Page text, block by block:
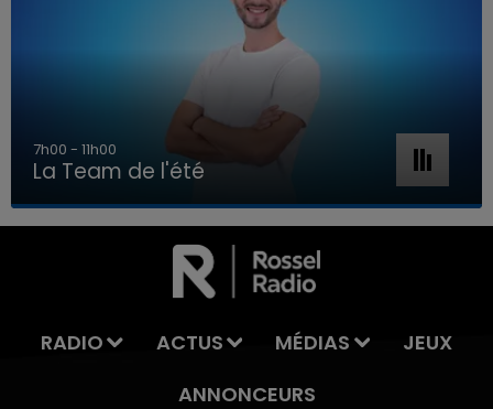
LA TEAM DE L'ÉTÉ
7h00 - 11h00
La Team de l'été
RADIO ACTUS MÉDIAS
JEUX
ANNONCEURS